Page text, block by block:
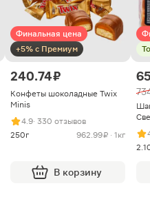
Финальная цена
+5% с Премиум
240.74 ₽
Конфеты шоколадные Twix
Minis
4.9· 330 отзывов
250г
962.99 ₽ · 1кг
В корзину